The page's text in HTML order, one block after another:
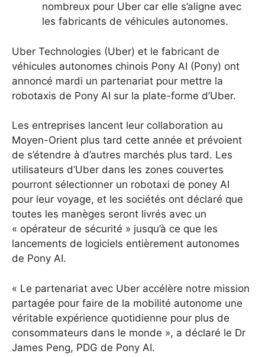
nombreux pour Uber car elle s’aligne avec
les fabricants de véhicules autonomes.
Uber Technologies (Uber) et le fabricant de
véhicules autonomes chinois Pony AI (Pony) ont
annoncé mardi un partenariat pour mettre la
robotaxis de Pony AI sur la plate-forme d’Uber.
Les entreprises lancent leur collaboration au
Moyen-Orient plus tard cette année et prévoient
de s’étendre à d’autres marchés plus tard. Les
utilisateurs d’Uber dans les zones couvertes
pourront sélectionner un robotaxi de poney AI
pour leur voyage, et les sociétés ont déclaré que
toutes les manèges seront livrés avec un
« opérateur de sécurité » jusqu’à ce que les
lancements de logiciels entièrement autonomes
de Pony AI.
« Le partenariat avec Uber accélère notre mission
partagée pour faire de la mobilité autonome une
véritable expérience quotidienne pour plus de
consommateurs dans le monde », a déclaré le Dr
James Peng, PDG de Pony AI.